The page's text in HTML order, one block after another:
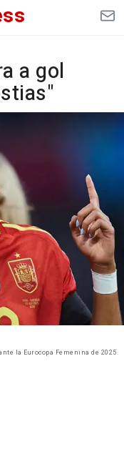
a gol
la Eurocopa Femenina de 2025.